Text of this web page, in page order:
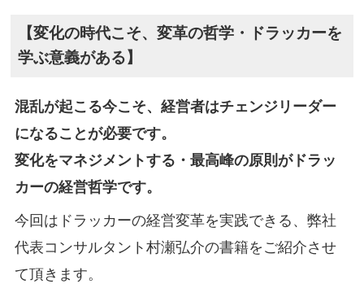
【変化の時代こそ、変革の哲学・ドラッカーを
学ぶ意義がある】
混乱が起こる今こそ、経営者はチェンジリーダー
になることが必要です。
変化をマネジメントする・最高峰の原則がドラッ
カーの経営哲学です。
今回はドラッカーの経営変革を実践できる、弊社
代表コンサルタント村瀬弘介の書籍をご紹介させ
て頂きます。